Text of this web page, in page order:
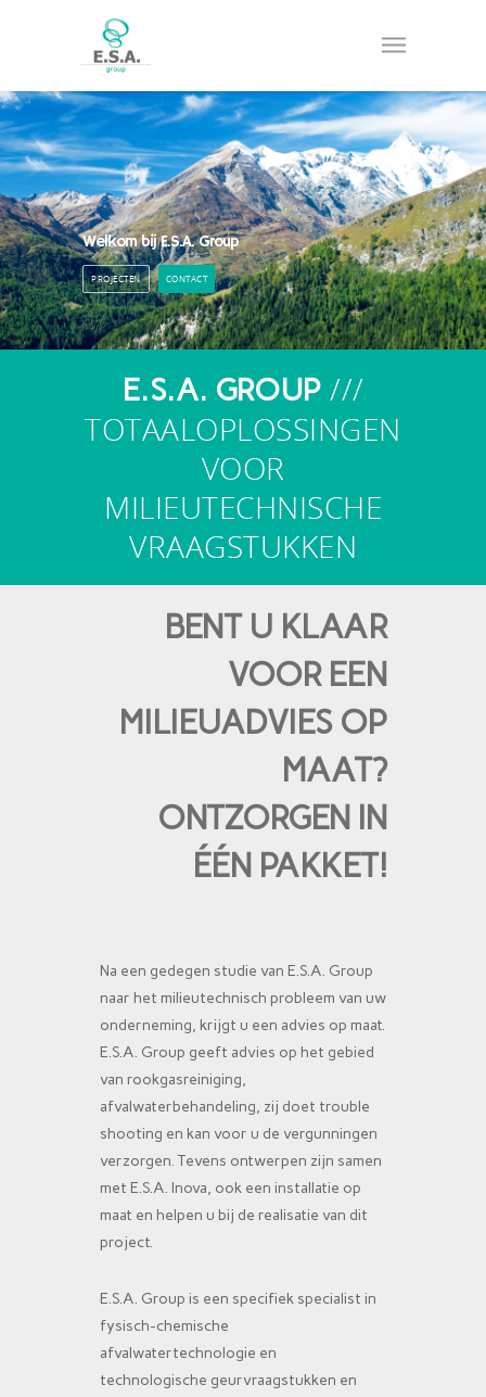
Welkom bij E.S.A. Group
PROJECTEN CONTACT
E.S.A. GROUP ///
TOTAALOPLOSSINGEN
VOOR
MILIEUTECHNISCHE
VRAAGSTUKKEN
BENT U KLAAR
VOOR EEN
MILIEUADVIES OP
MAAT?
ONTZORGEN IN
ÉÉNPAKKET!
Na een gedegen studie van E.S.A. Group
naar het milieutechnisch probleem van uw
onderneming, krijgt u een advies op maat.
E.S.A. Group geeft advies op het gebied
van rookgasreiniging,
afvalwaterbehandeling, zij doet trouble
shooting en kan voor u de vergunningen
verzorgen. Tevens ontwerpen zijn samen
met E.S.A. Inova, ook een installatie op
maat en helpen u bij de realisatie van dit
project.
E.S.A. Group is een specifiek specialist in
fysisch-chemische
afvalwatertechnologie en
technologische geurvraagstukken en